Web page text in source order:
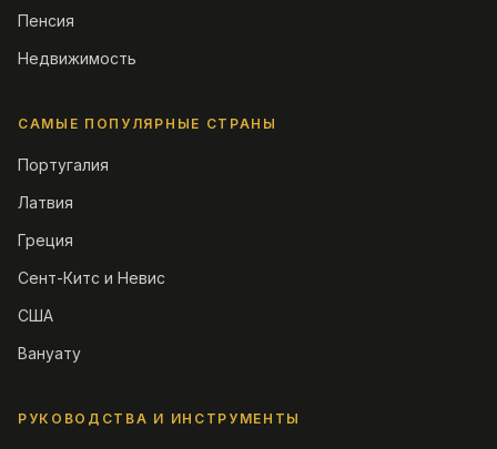
Пенсия
Недвижимость
САМЫЕ ПОПУЛЯРНЫЕ СТРАНЫ
Португалия
Латвия
Греция
Сент-Китс и Невис
США
Вануату
РУКОВОДСТВА И ИНСТРУМЕНТЫ